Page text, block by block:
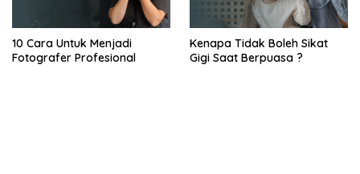
10 Cara Untuk Menjadi
Fotografer Profesional
Kenapa Tidak Boleh Sikat
Gigi Saat Berpuasa ?